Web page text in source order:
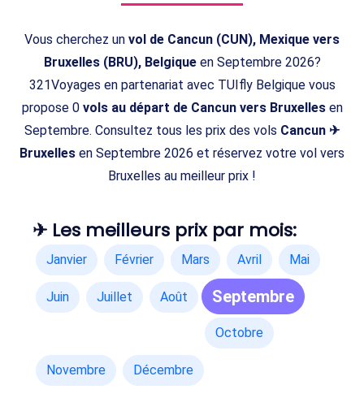
Vous cherchez un vol de Cancun (CUN), Mexique vers
Bruxelles (BRU), Belgiqueen Septembre 2026?
321Voyages en partenariat avec TUIfly Belgique vous
propose 0 vols au départ de Cancun vers Bruxellesen
Septembre. Consultez tous les prix des vols Cancun ✈
Bruxelles en Septembre 2026 et réservez votre vol vers
Bruxelles au meilleur prix !
✈ Les meilleurs prix par mois:
Janvier Février Mars Avril Mai
Juin Juillet Août Septembre
Octobre
Novembre Décembre